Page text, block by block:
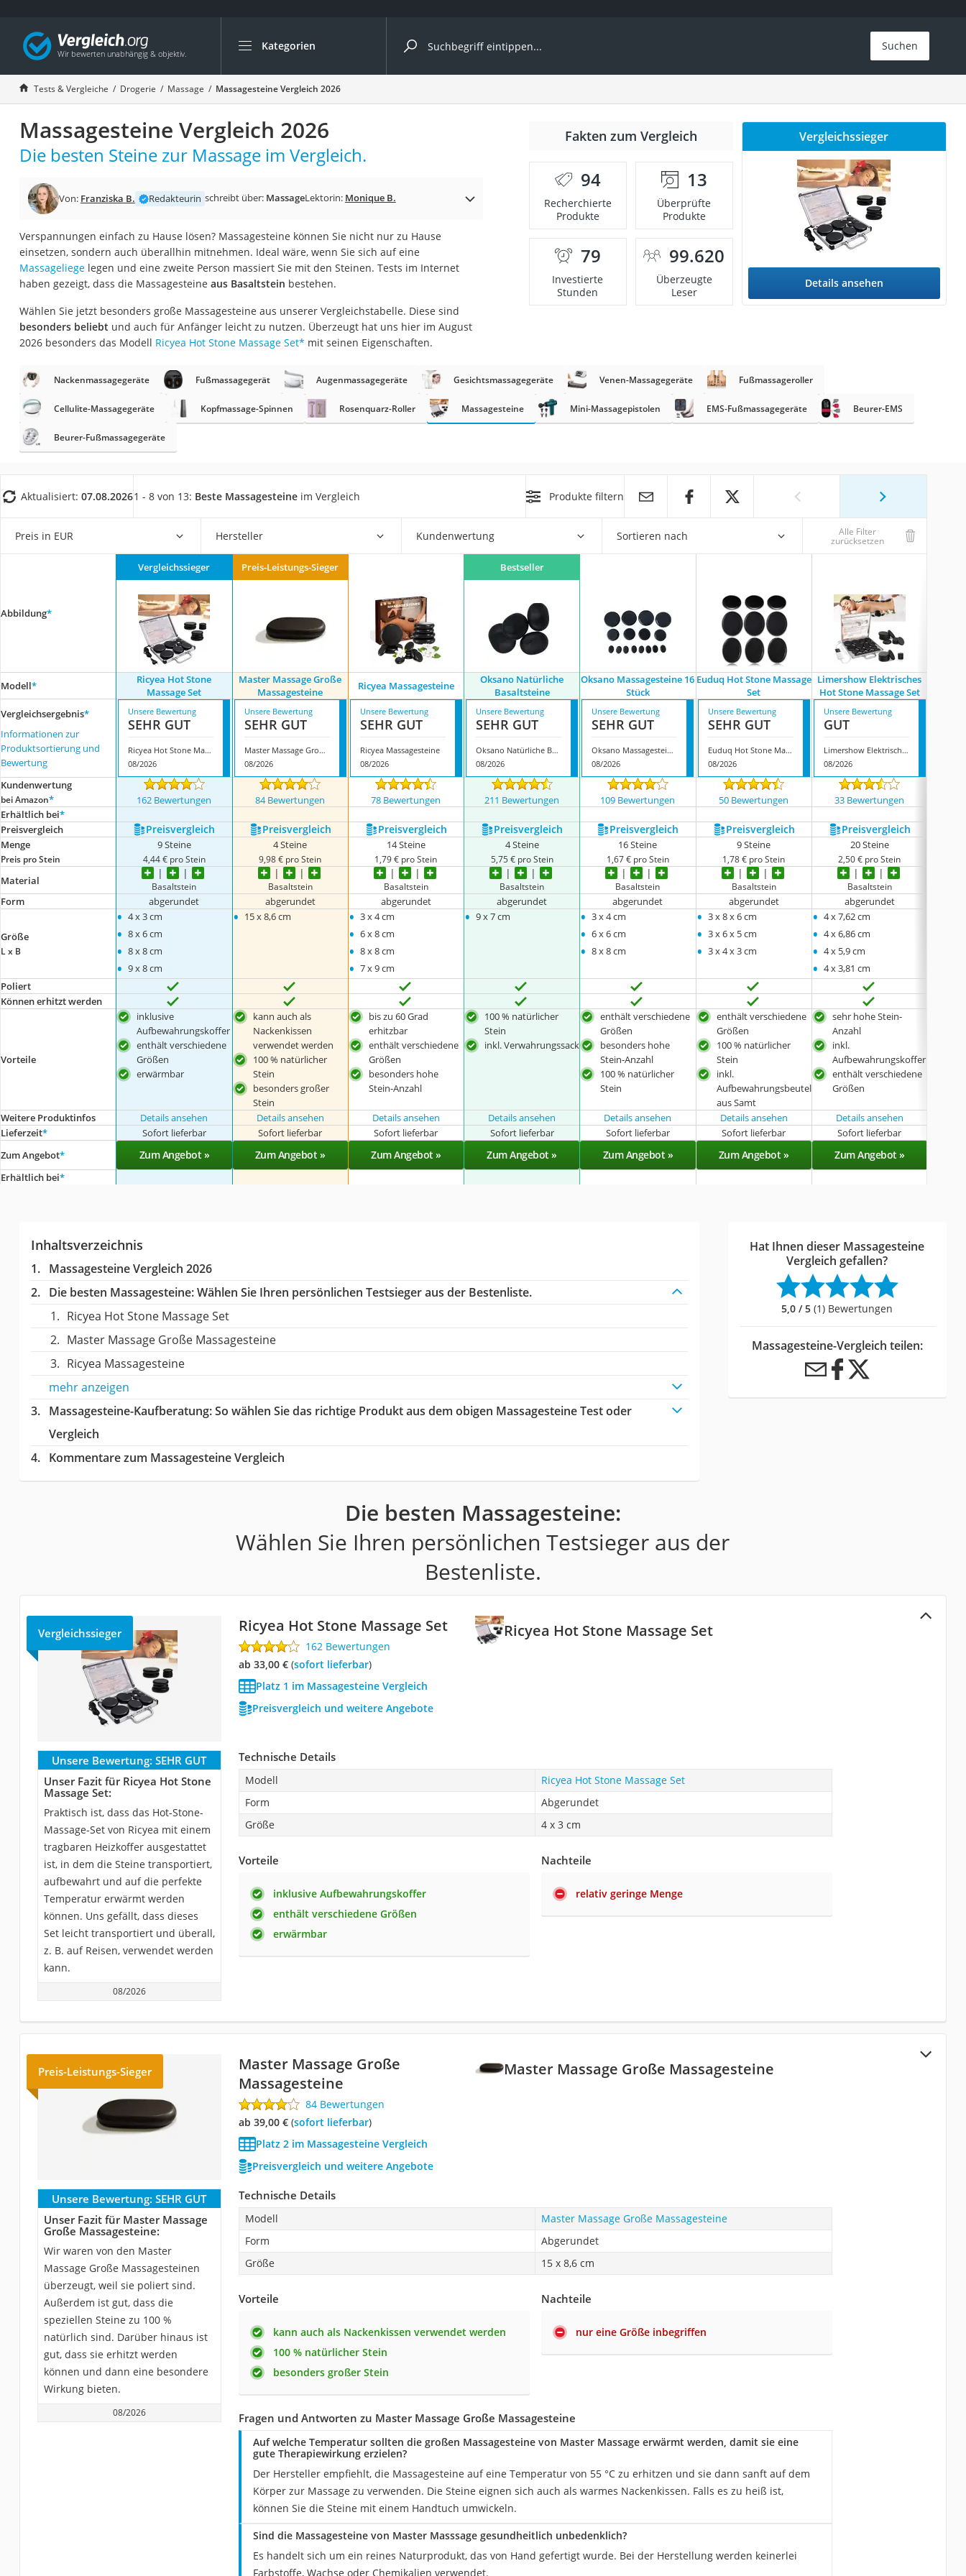
Kategorien
Die beliebtesten Vergleiche nach Kategorie
Drogerie
Inhalator
Haarschneider
Rollator
Braun Rasierer
Katzenklappe (Chip)
Masturbator
Massagepistole
Epilierer
Reisehaartrockner
Eiweißpulver
Katzenklappe
Nackenmassagegerät
Zeckenschutz Katze
Schildkrötenhaus
Massagegerät
Service
Suchen
Tests & Vergleiche Drogerie Massage Massagesteine Vergleich 2026
Massagesteine Vergleich 2026
Die besten Steine zur Massage im Vergleich.
Von: Franziska B. Redakteurin schreibt über: MassageLektorin: Monique B.
Verspannungen einfach zu Hause lösen? Massagesteine können Sie nicht nur zu Hause
einsetzen, sondern auch überallhin mitnehmen. Ideal wäre, wenn Sie sich auf eine
Massageliegelegen und eine zweite Person massiert Sie mit den Steinen. Tests im Internet
haben gezeigt, dass die Massagesteine aus Basaltstein bestehen.
Wählen Sie jetzt besonders große Massagesteine aus unserer Vergleichstabelle. Diese sind
besonders beliebt und auch für Anfänger leicht zu nutzen. Überzeugt hat uns hier im August
2026 besonders das Modell Ricyea Hot Stone Massage Set* mit seinen Eigenschaften.
Fakten zum Vergleich
94
Recherchierte
Produkte
13
Überprüfte
Produkte
79
Investierte
Stunden
99.620
Überzeugte
Leser
Vergleichssieger
Details ansehen
Nackenmassagegeräte Fußmassagegerät Augenmassagegeräte Gesichtsmassagegeräte Venen-Massagegeräte Fußmassageroller
Cellulite-Massagegeräte Kopfmassage-Spinnen Rosenquarz-Roller Massagesteine Mini-Massagepistolen EMS-Fußmassagegeräte Beurer-EMS
Beurer-Fußmassagegeräte
Aktualisiert: 07.08.20261 - 8 von 13: Beste Massagesteine im Vergleich Produkte filtern
Preis in EUR Hersteller Kundenwertung Sortieren nach Alle Filter
zurücksetzen
Abbildung*
Vergleichssieger Preis-Leistungs-Sieger Bestseller
Modell*
Ricyea Hot Stone
Massage Set
Master Massage Große
Massagesteine
Ricyea Massagesteine
Oksano Natürliche
Basaltsteine
Oksano Massagesteine 16
Stück
Euduq Hot Stone Massage
Set
Limershow Elektrisches
Hot Stone Massage Set
Vergleichsergebnis*
Informationen zur
Produktsortierung und
Bewertung
Unsere Bewertung
SEHR GUT
Ricyea Hot Stone Massage Set
08/2026
Unsere Bewertung
SEHR GUT
Master Massage Große Massagesteine
08/2026
Unsere Bewertung
SEHR GUT
Ricyea Massagesteine
08/2026
Unsere Bewertung
SEHR GUT
Oksano Natürliche Basaltsteine
08/2026
Unsere Bewertung
SEHR GUT
Oksano Massagesteine 16 Stück
08/2026
Unsere Bewertung
SEHR GUT
Euduq Hot Stone Massage Set
08/2026
Unsere Bewertung
GUT
Limershow Elektrisches Hot Stone Massage Set
08/2026
Kundenwertung
bei Amazon* 162 Bewertungen 84 Bewertungen 78 Bewertungen 211 Bewertungen 109 Bewertungen 50 Bewertungen 33 Bewertungen
Erhältlich bei*
Preis­vergleich
Preis­vergleich Preis­vergleich Preis­vergleich Preis­vergleich Preis­vergleich Preis­vergleich Preis­vergleich
Menge
Preis pro Stein
9 Steine
4,44 € pro Stein
4 Steine
9,98 € pro Stein
14 Steine
1,79 € pro Stein
4 Steine
5,75 € pro Stein
16 Steine
1,67 € pro Stein
9 Steine
1,78 € pro Stein
20 Steine
2,50 € pro Stein
Material Basaltstein Basaltstein Basaltstein Basaltstein Basaltstein Basaltstein Basaltstein
Form abgerundet abgerundet abgerundet abgerundet abgerundet abgerundet abgerundet
Größe
L x B
• 4 x 3 cm
• 8 x 6 cm
• 8 x 8 cm
• 9 x 8 cm
• 15 x 8,6 cm • 3 x 4 cm
• 6 x 8 cm
• 8 x 8 cm
• 7 x 9 cm
• 9 x 7 cm • 3 x 4 cm
• 6 x 6 cm
• 8 x 8 cm
• 3 x 8 x 6 cm
• 3 x 6 x 5 cm
• 3 x 4 x 3 cm
• 4 x 7,62 cm
• 4 x 6,86 cm
• 4 x 5,9 cm
• 4 x 3,81 cm
Poliert
Können erhitzt werden
Vorteile
inklusive
Aufbewahrungskoffer
enthält verschiedene
Größen
erwärmbar
kann auch als
Nackenkissen
verwendet werden
100 % natürlicher
Stein
besonders großer
Stein
bis zu 60 Grad
erhitzbar
enthält verschiedene
Größen
besonders hohe
Stein-Anzahl
100 % natürlicher
Stein
inkl. Verwahrungssack
enthält verschiedene
Größen
besonders hohe
Stein-Anzahl
100 % natürlicher
Stein
enthält verschiedene
Größen
100 % natürlicher
Stein
inkl.
Aufbewahrungsbeutel
aus Samt
sehr hohe Stein-
Anzahl
inkl.
Aufbewahrungskoffer
enthält verschiedene
Größen
Weitere Produktinfos Details ansehen Details ansehen Details ansehen Details ansehen Details ansehen Details ansehen Details ansehen
Lieferzeit* Sofort lieferbar Sofort lieferbar Sofort lieferbar Sofort lieferbar Sofort lieferbar Sofort lieferbar Sofort lieferbar
Zum Angebot* Zum Angebot » Zum Angebot » Zum Angebot » Zum Angebot » Zum Angebot » Zum Angebot » Zum Angebot »
Erhältlich bei*
Inhaltsverzeichnis
Massagesteine Vergleich 2026
Die besten Massagesteine:Wählen Sie Ihren persönlichen Testsieger aus der Bestenliste.
Ricyea Hot Stone Massage Set
Master Massage Große Massagesteine
Ricyea Massagesteine
mehr anzeigen
Massagesteine-Kaufberatung: So wählen Sie das richtige Produkt aus dem obigen Massagesteine Test oder
Vergleich
Kommentare zum Massagesteine Vergleich
Hat Ihnen dieser Massagesteine
Vergleich gefallen?
5,0 / 5 (1) Bewertungen
Massagesteine-Vergleich teilen:
Die besten Massagesteine:
Wählen Sie Ihren persönlichen Testsieger aus der
Bestenliste.
Ricyea Hot Stone Massage Set
Vergleichssieger Ricyea Hot Stone Massage Set
162 Bewertungen
ab 33,00 €( Sofort lieferbar)
Platz 1 im Massagesteine Vergleich
Preisvergleich und weitere Angebote
Unsere Bewertung: SEHR GUT
Unser Fazit für Ricyea Hot Stone
Massage Set:
Praktisch ist, dass das Hot-Stone-
Massage-Set von Ricyea mit einem
tragbaren Heizkoffer ausgestattet
ist, in dem die Steine transportiert,
aufbewahrt und auf die perfekte
Temperatur erwärmt werden
können. Uns gefällt, dass dieses
Set leicht transportiert und überall,
z. B. auf Reisen, verwendet werden
kann.
08/2026
Technische Details
Modell
Ricyea Hot Stone Massage Set
Form
Abgerundet
Größe
4 x 3 cm
Vorteile
inklusive Aufbewahrungskoffer
enthält verschiedene Größen
erwärmbar
Nachteile
relativ geringe Menge
Master Massage Große Massagesteine
Preis-Leistungs-Sieger
Master Massage Große
Massagesteine
84 Bewertungen
ab 39,00 €( Sofort lieferbar)
Platz 2 im Massagesteine Vergleich
Preisvergleich und weitere Angebote
Unsere Bewertung: SEHR GUT
Unser Fazit für Master Massage
Große Massagesteine:
Wir waren von den Master
Massage Große Massagesteinen
überzeugt, weil sie poliert sind.
Außerdem ist gut, dass die
speziellen Steine zu 100 %
natürlich sind. Darüber hinaus ist
gut, dass sie erhitzt werden
können und dann eine besondere
Wirkung bieten.
08/2026
Technische Details
Modell
Master Massage Große Massagesteine
Form
Abgerundet
Größe
15 x 8,6 cm
Vorteile
kann auch als Nackenkissen verwendet werden
100 % natürlicher Stein
besonders großer Stein
Nachteile
nur eine Größe inbegriffen
Fragen und Antworten zu Master Massage Große Massagesteine
Auf welche Temperatur sollten die großen Massagesteine von Master Massage erwärmt werden, damit sie eine
gute Therapiewirkung erzielen?
Der Hersteller empfiehlt, die Massagesteine auf eine Temperatur von 55 °C zu erhitzen und sie dann sanft auf dem
Körper zur Massage zu verwenden. Die Steine eignen sich auch als warmes Nackenkissen. Falls es zu heiß ist,
können Sie die Steine mit einem Handtuch umwickeln.
Sind die Massagesteine von Master Masssage gesundheitlich unbedenklich?
Es handelt sich um ein reines Naturprodukt, das von Hand gefertigt wurde. Bei der Herstellung werden keinerlei
Farbstoffe, Wachse oder Chemikalien verwendet.